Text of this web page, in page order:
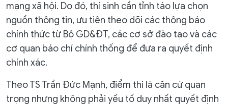
mạng xã hội. Do đó, thí sinh cần tỉnh táo lựa chọn
nguồn thông tin, ưu tiên theo dõi các thông báo
chính thức từ Bộ GD&ĐT, các cơ sở đào tạo và các
cơ quan báo chí chính thống để đưa ra quyết định
chính xác.
Theo TS Trần Đức Mạnh, điểm thi là căn cứ quan
trọng nhưng không phải yếu tố duy nhất quyết định